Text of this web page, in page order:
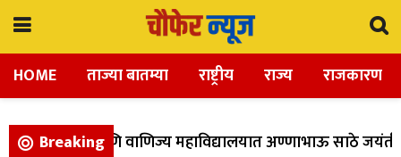
HOME ताज्या बातम्या राष्ट्रीय राज्य राजकारण
Breaking
विज्ञान, आणि वाणिज्य महाविद्यालयात अण्णाभाऊ साठे जयंती